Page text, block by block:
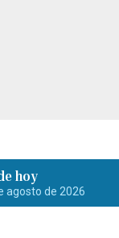
hoy
agosto de 2026